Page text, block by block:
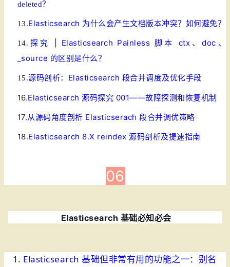
deleted？
13.Elasticsearch 为什么会产生文档版本冲突？如何避免？
14. 探究 | Elasticsearch Painless 脚本 ctx、doc、
_source 的区别是什么？
15.源码剖析：Elasticsearch 段合并调度及优化手段
16.Elasticsearch 源码探究 001——故障探测和恢复机制
17.从源码角度剖析 Elasticserach 段合并调优策略
18.Elasticsearch 8.X reindex 源码剖析及提速指南
06
Elasticsearch 基础必知必会
Elasticsearch 基础但非常有用的功能之一：别名